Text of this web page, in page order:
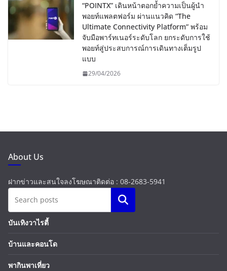
“POINTX” เดินหน้าตอกย้ำความเป็นผู้นำ
พอยท์แพลตฟอร์ม ผ่านแนวคิด “The
Ultimate Connectivity Platform” พร้อม
จับมือพาร์ทเนอร์ระดับโลก ยกระดับการใช้
พอยท์สู่ประสบการณ์การเดินทางเต็มรูป
แบบ
29/04/2026
About Us
ฝากข่าวและสนใจลงโฆษณาติดต่อ : 08-2683-5941
Search
บันเทิงวาไรตี้
บ้านและคอนโด
พากินพาเที่ยว